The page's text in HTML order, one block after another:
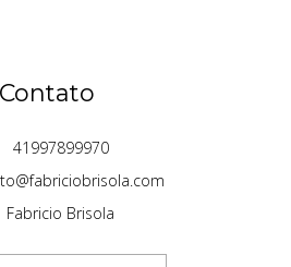
Contato
41997899970
Fabricio Brisola